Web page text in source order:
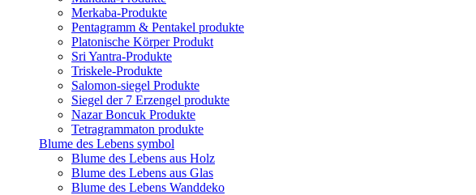
Merkaba-Produkte
Pentagramm & Pentakel produkte
Platonische Körper Produkt
Sri Yantra-Produkte
Triskele-Produkte
Salomon-siegel Produkte
Siegel der 7 Erzengel produkte
Nazar Boncuk Produkte
Tetragrammaton produkte
Blume des Lebens symbol​
Blume des Lebens aus Holz
Blume des Lebens aus Glas
Blume des Lebens Wanddeko